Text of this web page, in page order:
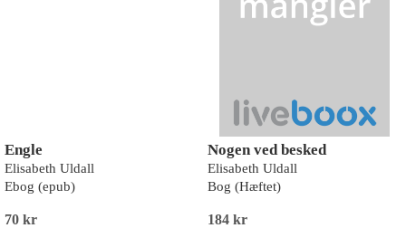
Engle
Elisabeth Uldall
Ebog (epub)
70 kr
Nogen ved besked
Elisabeth Uldall
Bog (Hæftet)
184 kr